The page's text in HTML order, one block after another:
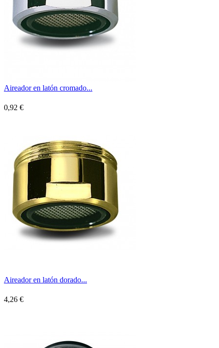
Aireador en latón cromado...
0,92 €
Aireador en latón dorado...
4,26 €